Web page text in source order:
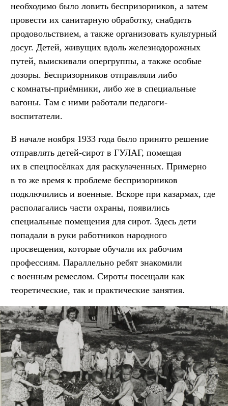
необходимо было ловить беспризорников, а затем
провести их санитарную обработку, снабдить
продовольствием, а также организовать культурный
досуг. Детей, живущих вдоль железнодорожных
путей, выискивали опергруппы, а также особые
дозоры. Беспризорников отправляли либо
с комнаты-приёмники, либо же в специальные
вагоны. Там с ними работали педагоги-
воспитатели.
В начале ноября 1933 года было принято решение
отправлять детей-сирот в ГУЛАГ, помещая
их в спецпосёлках для раскулаченных. Примерно
в то же время к проблеме беспризорников
подключились и военные. Вскоре при казармах, где
располагались части охраны, появились
специальные помещения для сирот. Здесь дети
попадали в руки работников народного
просвещения, которые обучали их рабочим
профессиям. Параллельно ребят знакомили
с военным ремеслом. Сироты посещали как
теоретические, так и практические занятия.